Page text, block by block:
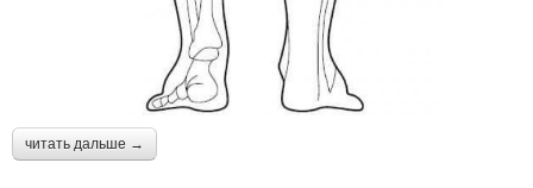
читать дальше →